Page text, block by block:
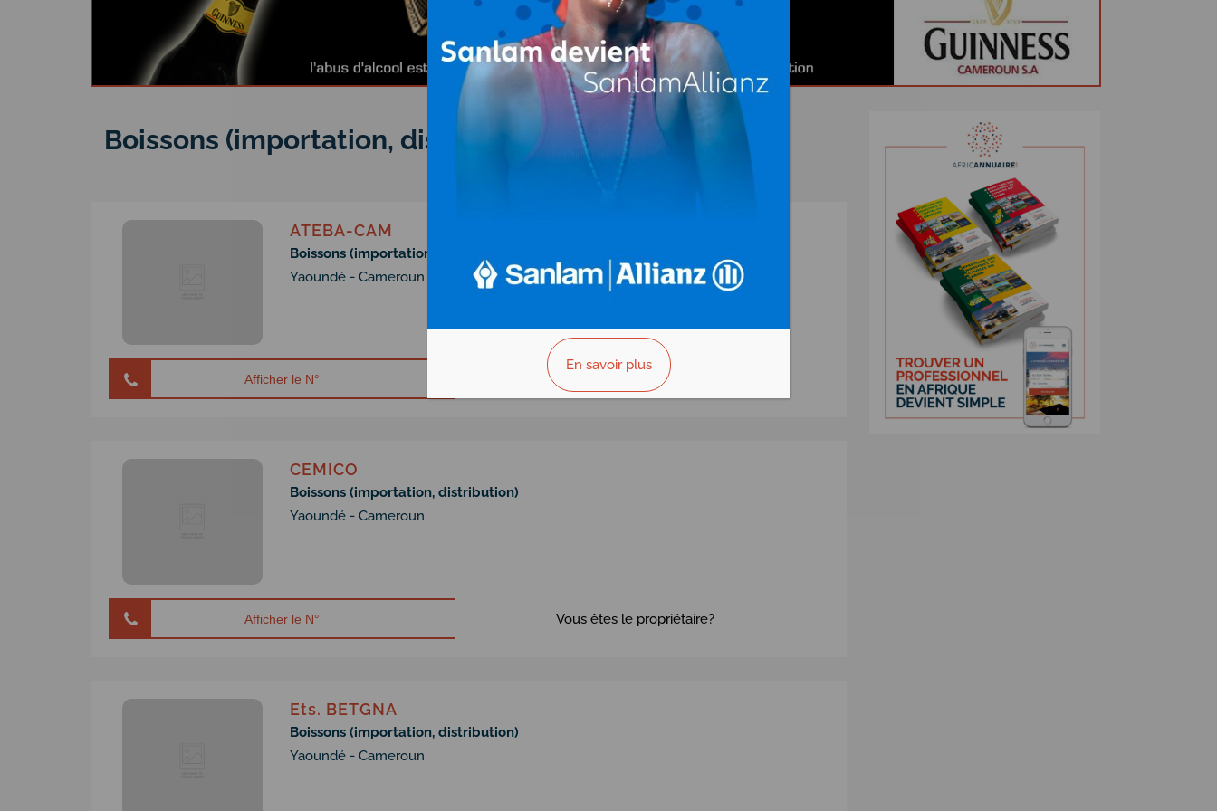
Boissons (importation, distribution)auCameroun
ATEBA-CAM
Boissons (importation, distribution)
Yaoundé - Cameroun
Afficher le N° Vous êtes le propriétaire?
CEMICO
Boissons (importation, distribution)
Yaoundé - Cameroun
Afficher le N° Vous êtes le propriétaire?
Ets. BETGNA
Boissons (importation, distribution)
Yaoundé - Cameroun
En savoir plus